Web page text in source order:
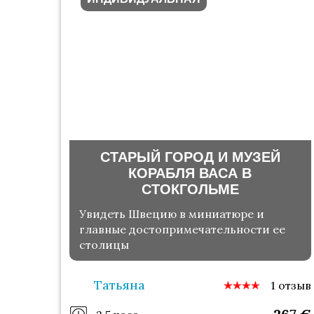
СТАРЫЙ ГОРОД И МУЗЕЙ
КОРАБЛЯ ВАСА В
СТОКГОЛЬМЕ
Увидеть Швецию в миниатюре и
главные достопримечательности ее
столицы
Татьяна 1 отзыв